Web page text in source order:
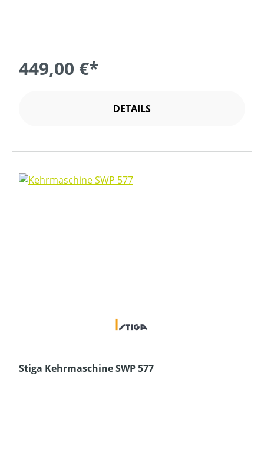
449,00 €*
DETAILS
Stiga Kehrmaschine SWP 577